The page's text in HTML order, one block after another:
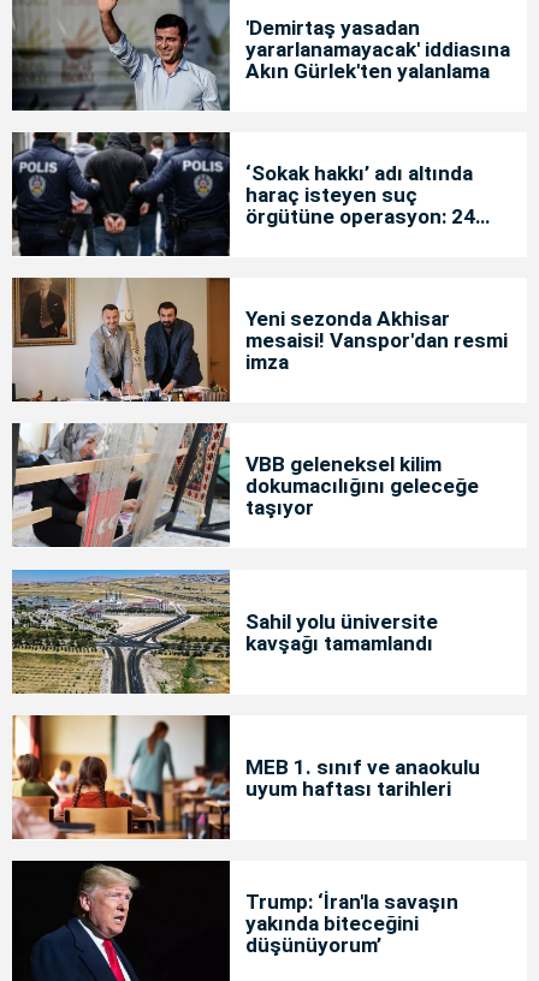
'Demirtaş yasadan
yararlanamayacak' iddiasına
Akın Gürlek'ten yalanlama
‘Sokak hakkı’ adı altında
haraç isteyen suç
örgütüne operasyon: 24
Yeni sezonda Akhisar
mesaisi! Vanspor'dan resmi
imza
VBB geleneksel kilim
dokumacılığını geleceğe
taşıyor
Sahil yolu üniversite
kavşağı tamamlandı
MEB 1. sınıf ve anaokulu
uyum haftası tarihleri
Trump: ‘İran'la savaşın
yakında biteceğini
düşünüyorum’